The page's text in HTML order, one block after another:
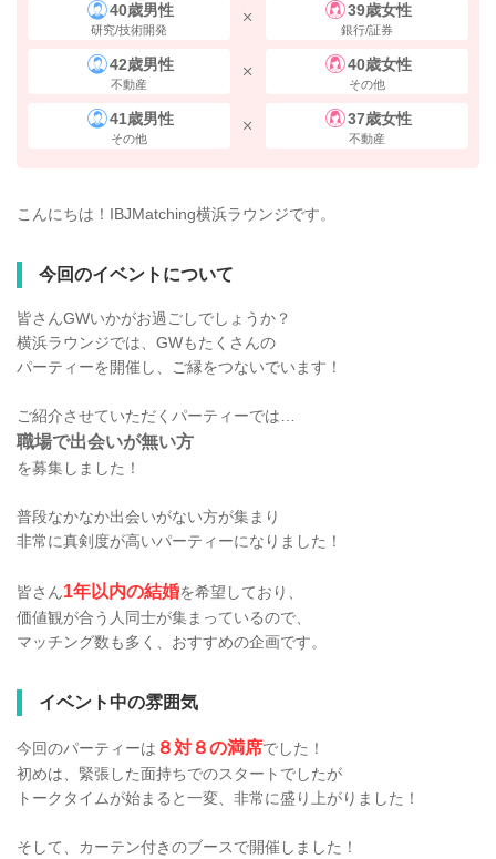
40歳男性
研究/技術開発
39歳女性
銀行/証券
42歳男性
不動産
40歳女性
その他
41歳男性
その他
37歳女性
不動産
こんにちは！IBJMatching横浜ラウンジです。
今回のイベントについて
皆さんGWいかがお過ごしでしょうか？
横浜ラウンジでは、GWもたくさんの
パーティーを開催し、ご縁をつないでいます！
ご紹介させていただくパーティーでは…
職場で出会いが無い方
を募集しました！
普段なかなか出会いがない方が集まり
非常に真剣度が高いパーティーになりました！
皆さん1年以内の結婚を希望しており、
価値観が合う人同士が集まっているので、
マッチング数も多く、おすすめの企画です。
イベント中の雰囲気
今回のパーティーは ８対８の満席でした！
初めは、緊張した面持ちでのスタートでしたが
トークタイムが始まると一変、非常に盛り上がりました！
そして、カーテン付きのブースで開催しました！